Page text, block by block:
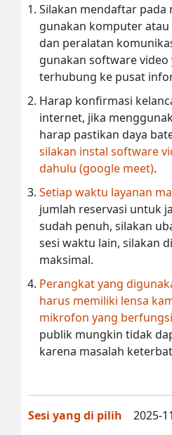
Silakan mendaftar pada
gunakan komputer
dan peralatan
gunakan software
terhubung ke pusat
Harap konfirmasi
internet, jika
harap pastikan daya
silakan instal software
dahulu (google meet).
Setiap waktu layanan
jumlah reservasi untuk
sudah penuh, silakan
sesi waktu lain, silakan
maksimal.
Perangkat yang
harus memiliki lensa
mikrofon yang
publik mungkin tidak
karena masalah
Sesi yang di pilih 2025-